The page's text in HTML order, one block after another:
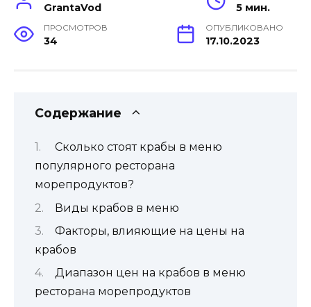
GrantaVod 5 мин.
ПРОСМОТРОВ
34
ОПУБЛИКОВАНО
17.10.2023
Содержание
Сколько стоят крабы в меню
популярного ресторана
морепродуктов?
Виды крабов в меню
Факторы, влияющие на цены на
крабов
Диапазон цен на крабов в меню
ресторана морепродуктов